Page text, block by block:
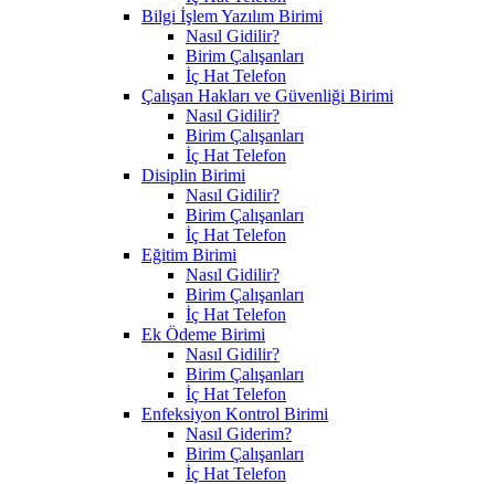
Bilgi İşlem Yazılım Birimi
Nasıl Gidilir?
Birim Çalışanları
İç Hat Telefon
Çalışan Hakları ve Güvenliği Birimi
Nasıl Gidilir?
Birim Çalışanları
İç Hat Telefon
Disiplin Birimi
Nasıl Gidilir?
Birim Çalışanları
İç Hat Telefon
Eğitim Birimi
Nasıl Gidilir?
Birim Çalışanları
İç Hat Telefon
Ek Ödeme Birimi
Nasıl Gidilir?
Birim Çalışanları
İç Hat Telefon
Enfeksiyon Kontrol Birimi
Nasıl Giderim?
Birim Çalışanları
İç Hat Telefon